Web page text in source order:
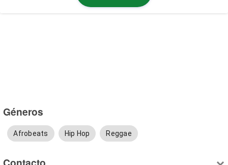
Géneros
Afrobeats Hip Hop Reggae